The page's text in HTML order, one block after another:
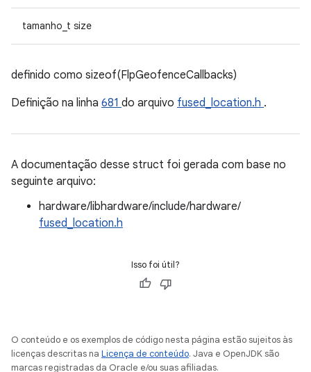
tamanho_t size
definido como sizeof(FlpGeofenceCallbacks)
Definição na linha 681 do arquivo fused_location.h .
A documentação desse struct foi gerada com base no
seguinte arquivo:
hardware/libhardware/include/hardware/
fused_location.h
Isso foi útil?
O conteúdo e os exemplos de código nesta página estão sujeitos às
licenças descritas na Licença de conteúdo. Java e OpenJDK são
marcas registradas da Oracle e/ou suas afiliadas.